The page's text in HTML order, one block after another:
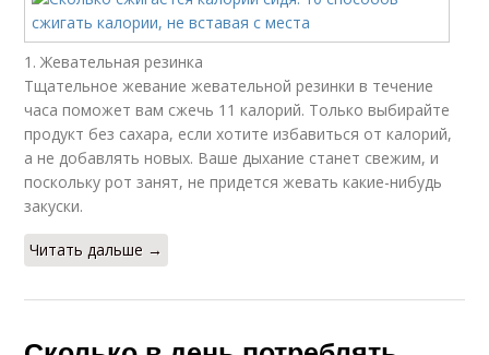
1. Жевательная резинка
Тщательное жевание жевательной резинки в течение
часа поможет вам сжечь 11 калорий. Только выбирайте
продукт без сахара, если хотите избавиться от калорий,
а не добавлять новых. Ваше дыхание станет свежим, и
поскольку рот занят, не придется жевать какие-нибудь
закуски.
Читать дальше →